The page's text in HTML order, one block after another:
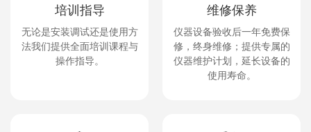
培训指导
无论是安装调试还是使用方
法我们提供全面培训课程与
操作指导。
维修保养
仪器设备验收后一年免费保
修，终身维修；提供专属的
仪器维护计划，延长设备的
使用寿命。